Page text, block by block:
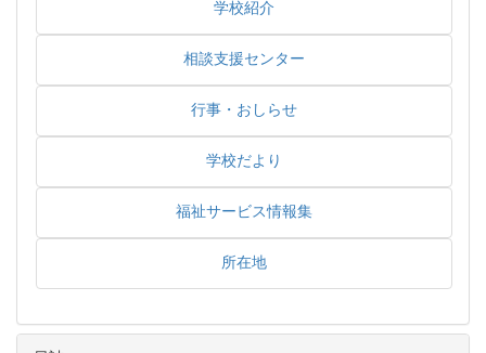
学校紹介
相談支援センター
行事・おしらせ
学校だより
福祉サービス情報集
所在地